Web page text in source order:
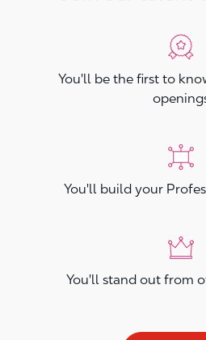
You'll be the first to
You'll build your
You'll stand out from